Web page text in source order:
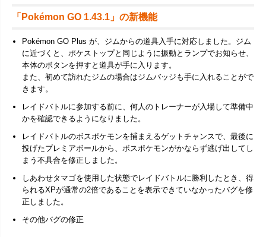
「Pokémon GO 1.43.1」の新機能
Pokémon GO Plus が、ジムからの道具入手に対応しました。ジム
に近づくと、ポケストップと同じように振動とランプでお知らせ、
本体のボタンを押すと道具が手に入ります。
また、初めて訪れたジムの場合はジムバッジも手に入れることがで
きます。
レイドバトルに参加する前に、何人のトレーナーが入場して準備中
かを確認できるようになりました。
レイドバトルのボスポケモンを捕まえるゲットチャンスで、最後に
投げたプレミアボールから、ボスポケモンがかならず逃げ出してし
まう不具合を修正しました。
しあわせタマゴを使用した状態でレイドバトルに勝利したとき、得
られるXPが通常の2倍であることを表示できていなかったバグを修
正しました。
その他バグの修正